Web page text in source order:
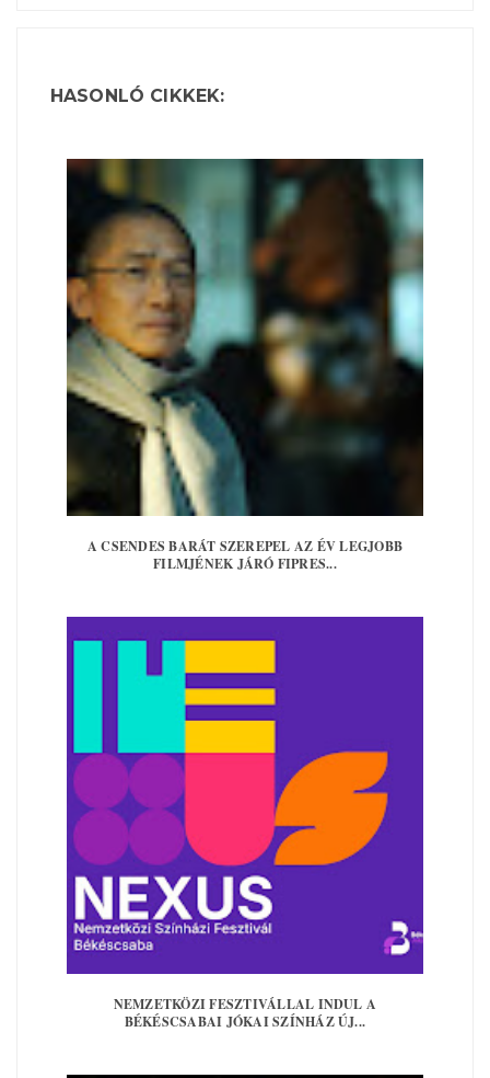
HASONLÓ CIKKEK:
A CSENDES BARÁT SZEREPEL AZ ÉV LEGJOBB
FILMJÉNEK JÁRÓ FIPRES...
NEMZETKÖZI FESZTIVÁLLAL INDUL A
BÉKÉSCSABAI JÓKAI SZÍNHÁZ ÚJ...